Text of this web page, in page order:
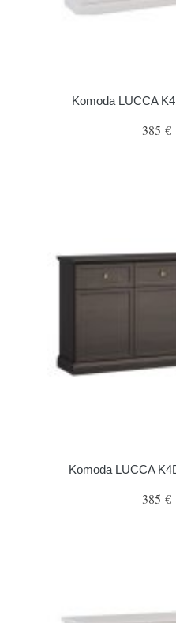
Komoda LUCCA
385 €
Komoda LUCCA
385 €